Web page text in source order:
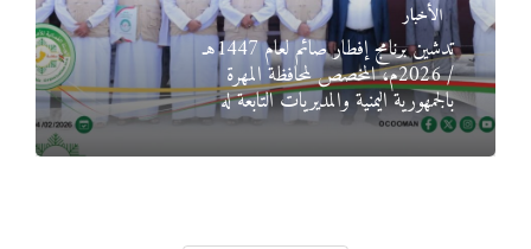
الأخبار
تدشين برنامج إفطار صائم لعام 1447هـ
/ 2026م، المخصص لمحافظة المهرة
بالجمهورية اليمنية والمديريات التابعة له